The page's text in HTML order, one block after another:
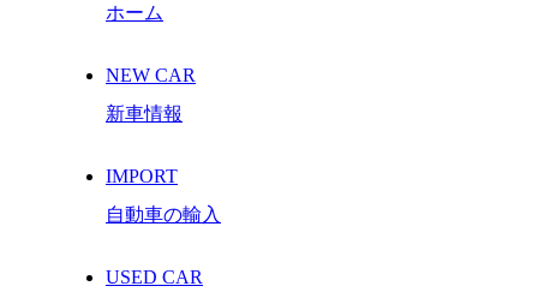
ホーム
NEW CAR
新車情報
IMPORT
自動車の輸入
USED CAR